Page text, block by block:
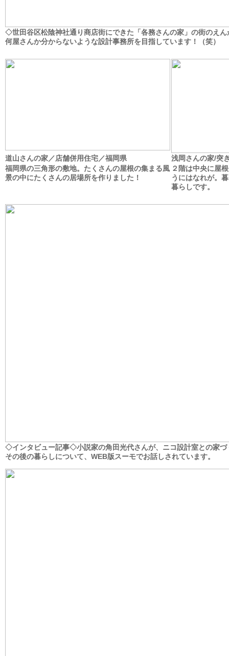
◇世田谷区松陰神社通り商店街にできた「各務さんの家」の街のえん
何屋さんか分からないような設計事務所を目指しています！（笑）
道山さんの家／店舗併用住宅／福岡県
浅岡さんの家/突
福岡県の三角形の敷地。たくさんの屋根の集まる風
景の中にたくさんの居場所を作りました！
２階は中央に屋
うにはなれが。
暮らしです。
◇インタビュー記事◇小説家の角田光代さんが、ニコ設計室との家づ
その後の暮らしについて、WEB版スーモでお話しされています。